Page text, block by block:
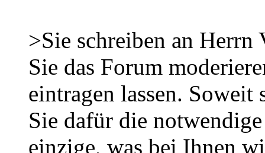
>Sie schreiben an
Sie das Forum
eintragen lassen. Soweit
Sie dafür die
einzige, was bei Ihnen